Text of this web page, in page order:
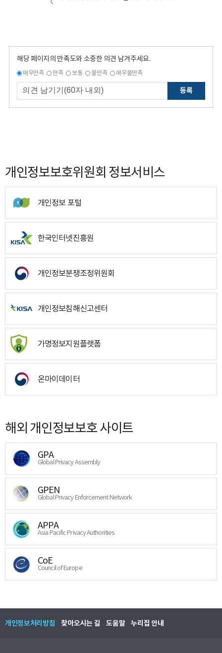
해당 페이지의 만족도와 소중한 의견 남겨주세요.
매우만족 만족 보통 불만족 매우불만족
등록
개인정보보호위원회 정보서비스
개인정보 포털
한국인터넷진흥원
개인정보분쟁조정위원회
개인정보침해신고센터
가명정보지원플랫폼
온마이데이터
해외 개인정보보호 사이트
GPA
Global Privacy Assembly
GPEN
Global Privacy Enforcement Network
APPA
Asia Pacific Privacy Authorities
CoE
Council of Europe
개인정보처리방침 찾아오시는 길 도움말 누리집 안내